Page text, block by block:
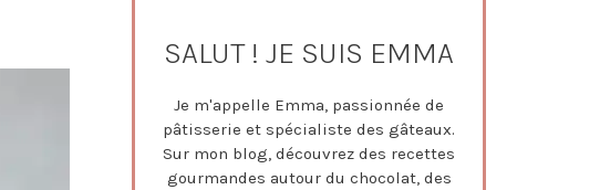
SALUT ! JE SUIS EMMA
Je m'appelle Emma, passionnée de
pâtisserie et spécialiste des gâteaux.
Sur mon blog, découvrez des recettes
gourmandes autour du chocolat, des